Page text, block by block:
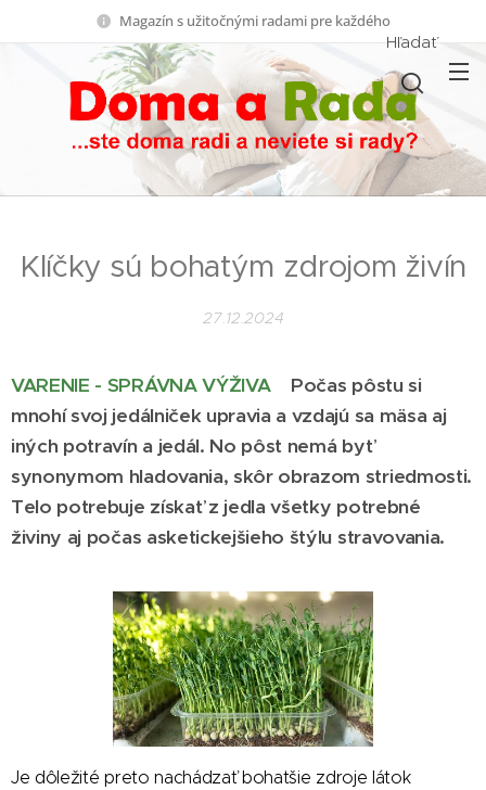
Magazín s užitočnými radami pre každého
Hľadať
Klíčky sú bohatým zdrojom živín
27.12.2024
VARENIE - SPRÁVNA VÝŽIVA
Počas pôstu si
mnohí svoj jedálniček upravia a vzdajú sa mäsa aj
iných potravín a jedál. No pôst nemá byť
synonymom hladovania, skôr obrazom striedmosti.
Telo potrebuje získať z jedla všetky potrebné
živiny aj počas asketickejšieho štýlu stravovania.
Je dôležité preto nachádzať bohatšie zdroje látok